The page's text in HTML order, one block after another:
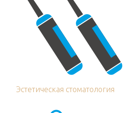
Эстетическая стоматология